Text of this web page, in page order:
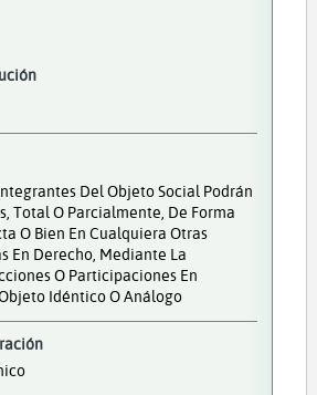
Del Objeto Social Podrán
Total O Parcialmente, De Forma
O Bien En Cualquiera Otras
En Derecho, Mediante La
O Participaciones En
Idéntico O Análogo